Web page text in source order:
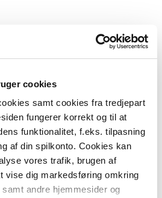
cookies
samt cookies fra tredjepart
fungerer korrekt og til at
funktionalitet, f.eks. tilpasning
af din spilkonto. Cookies kan
vores trafik, brugen af
vise dig markedsføring omkring
andre hjemmesider og